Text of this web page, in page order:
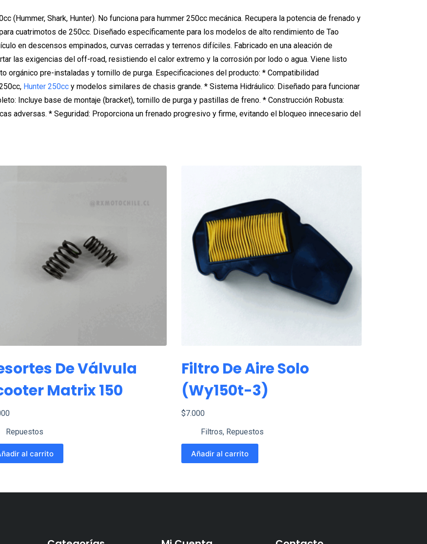
(Hummer, Shark, Hunter). No funciona para hummer 250cc mecánica. Recupera la potencia de frenado y
cuatrimotos de 250cc. Diseñado específicamente para los modelos de alto rendimiento de Tao
en descensos empinados, curvas cerradas y terrenos difíciles. Fabricado en una aleación de
las exigencias del off-road, resistiendo el calor extremo y la corrosión por lodo o agua. Viene listo
orgánico pre-instaladas y tornillo de purga. Especificaciones del producto: * Compatibilidad
Hunter 250cc y modelos similares de chasis grande. * Sistema Hidráulico: Diseñado para funcionar
Incluye base de montaje (bracket), tornillo de purga y pastillas de freno. * Construcción Robusta:
adversas. * Seguridad: Proporciona un frenado progresivo y firme, evitando el bloqueo innecesario del
De Válvula
Matrix 150
Repuestos
al carrito
Filtro De Aire Solo
(wy150t-3)
$7.000
Filtros, Repuestos
Añadir al carrito